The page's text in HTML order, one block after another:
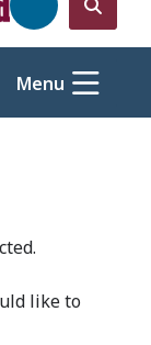
Open
the
search
form
Menu
like to